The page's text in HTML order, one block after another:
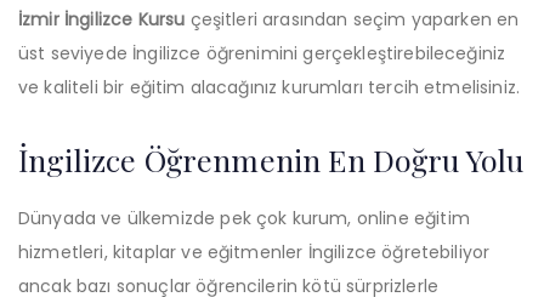
İzmir İngilizce Kursu çeşitleri arasından seçim yaparken en
üst seviyede İngilizce öğrenimini gerçekleştirebileceğiniz
ve kaliteli bir eğitim alacağınız kurumları tercih etmelisiniz.
İngilizce Öğrenmenin En Doğru Yolu
Dünyada ve ülkemizde pek çok kurum, online eğitim
hizmetleri, kitaplar ve eğitmenler İngilizce öğretebiliyor
ancak bazı sonuçlar öğrencilerin kötü sürprizlerle